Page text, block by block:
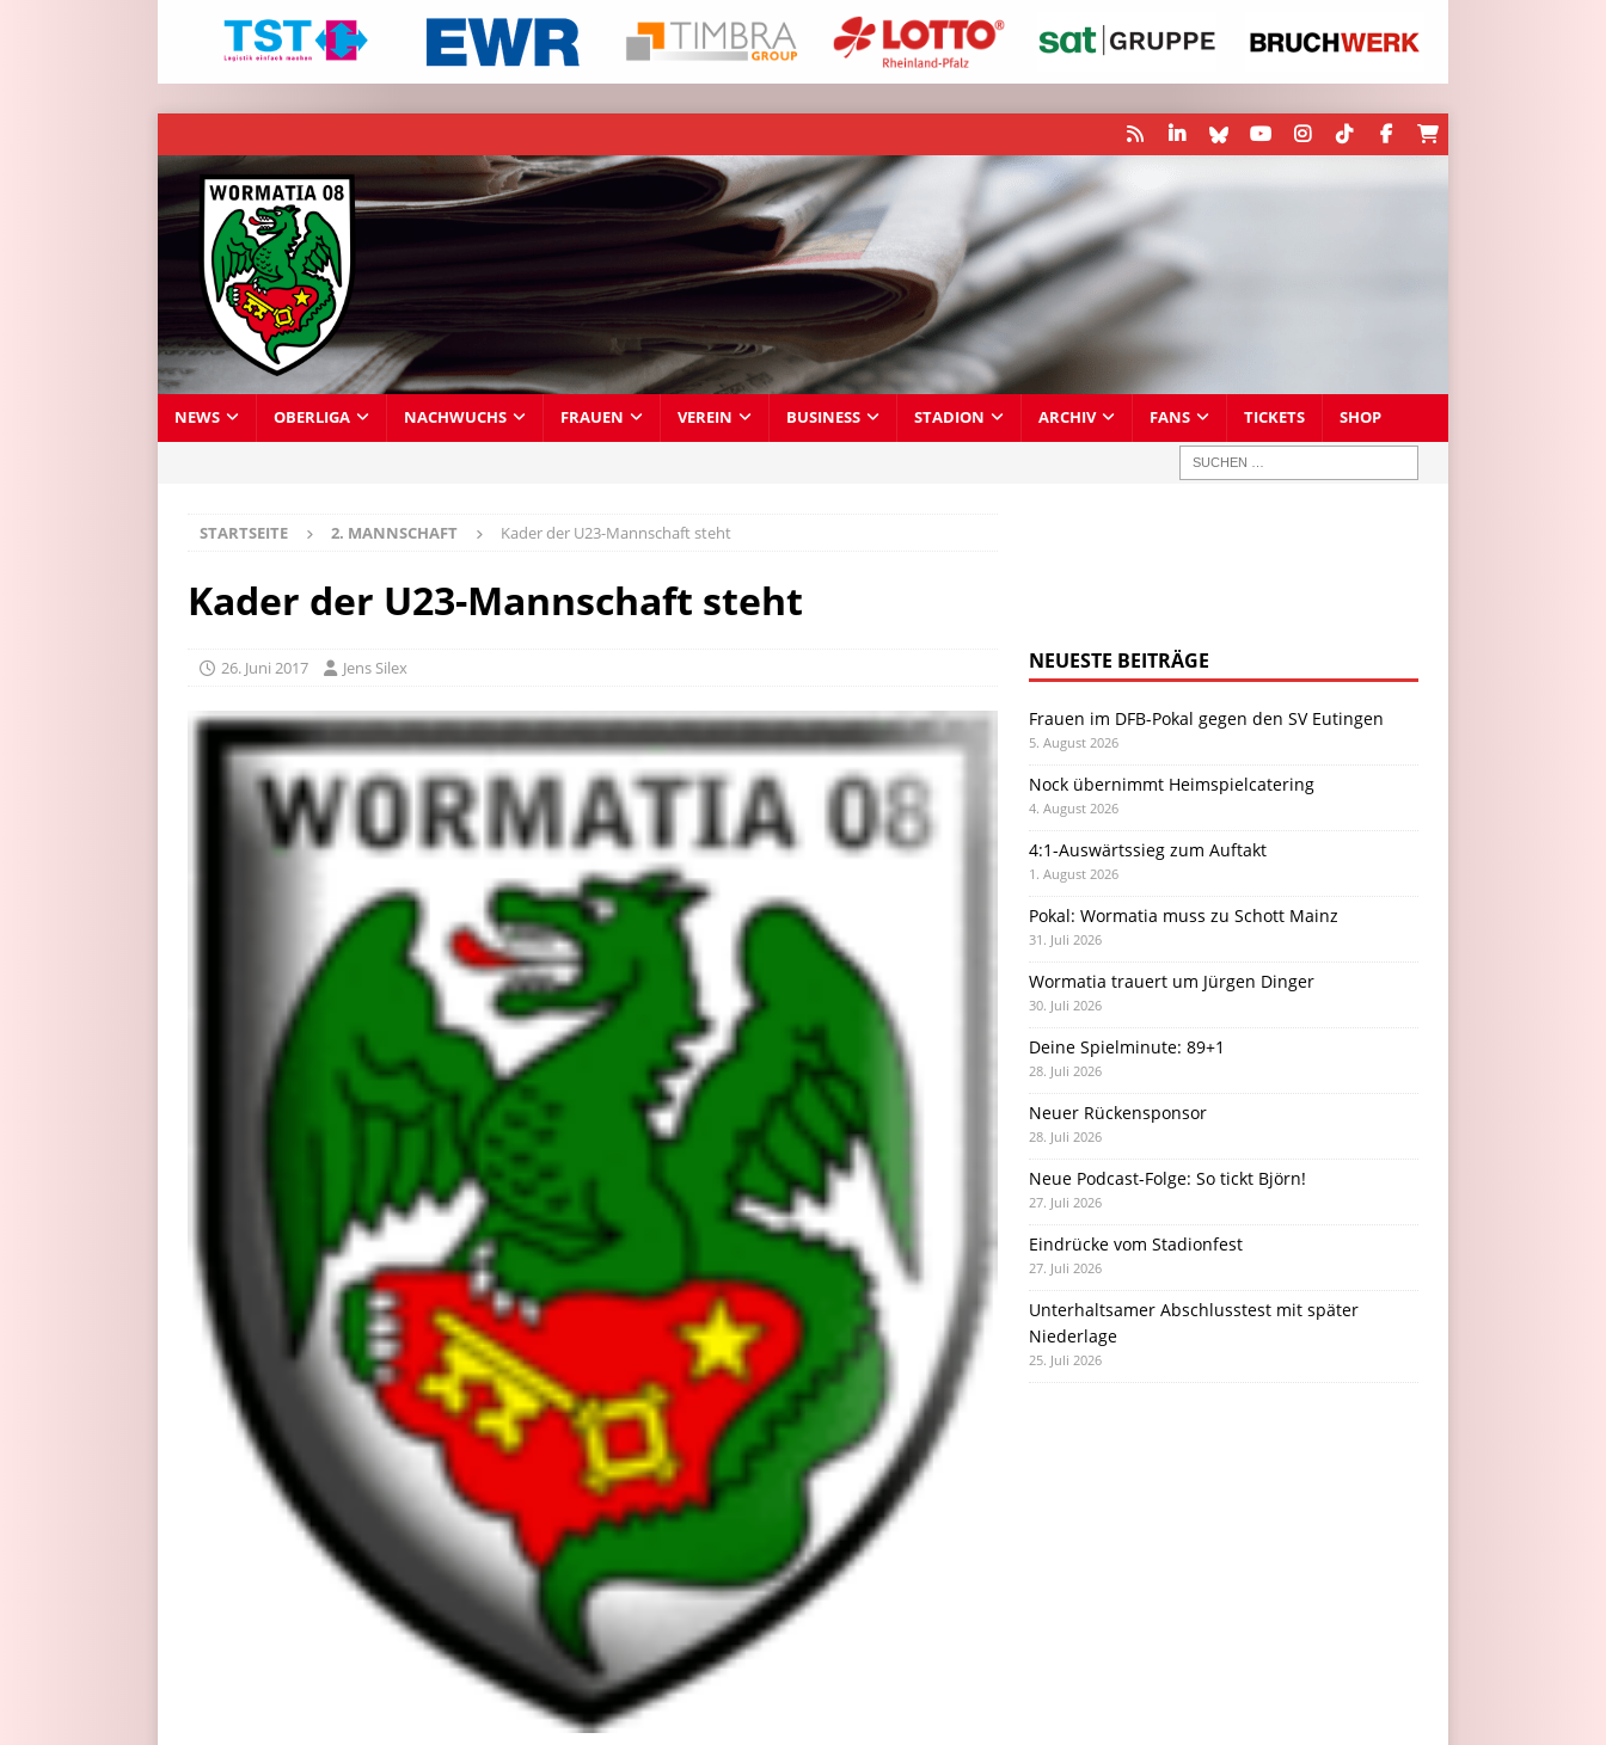
NEWS OBERLIGA NACHWUCHS FRAUEN VEREIN BUSINESS STADION ARCHIV FANS TICKETS SHOP
STARTSEITE 2. MANNSCHAFT Kader der U23-Mannschaft steht
Kader der U23-Mannschaft steht
26. Juni 2017 Jens Silex NEUESTE BEITRÄGE
Frauen im DFB-Pokal gegen den SV Eutingen
5. August 2026
Nock übernimmt Heimspielcatering
4. August 2026
4:1-Auswärtssieg zum Auftakt
1. August 2026
Pokal: Wormatia muss zu Schott Mainz
31. Juli 2026
Wormatia trauert um Jürgen Dinger
30. Juli 2026
Deine Spielminute: 89+1
28. Juli 2026
Neuer Rückensponsor
28. Juli 2026
Neue Podcast-Folge: So tickt Björn!
27. Juli 2026
Eindrücke vom Stadionfest
27. Juli 2026
Unterhaltsamer Abschlusstest mit später
Niederlage
25. Juli 2026